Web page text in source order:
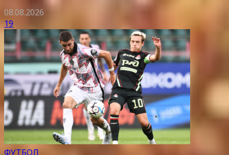
08.08.2026
19
ФУТБОЛ